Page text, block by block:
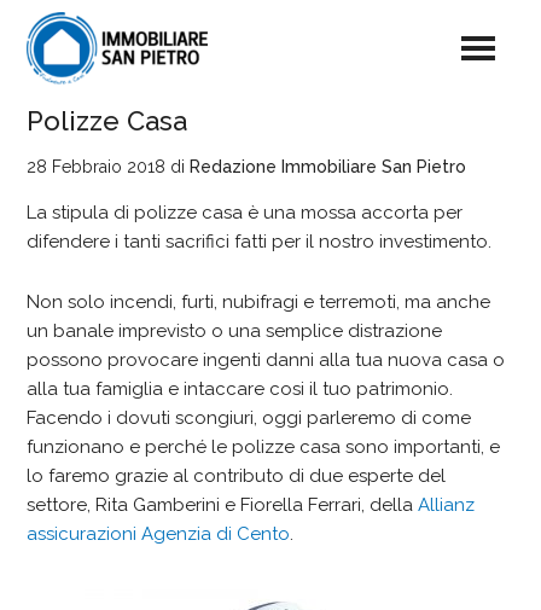
Polizze Casa
28 Febbraio 2018 di Redazione Immobiliare San Pietro
La stipula di polizze casa è una mossa accorta per
difendere i tanti sacrifici fatti per il nostro investimento.
Non solo incendi, furti, nubifragi e terremoti, ma anche
un banale imprevisto o una semplice distrazione
possono provocare ingenti danni alla tua nuova casa o
alla tua famiglia e intaccare cosi il tuo patrimonio.
Facendo i dovuti scongiuri, oggi parleremo di come
funzionano e perché le polizze casa sono importanti, e
lo faremo grazie al contributo di due esperte del
settore, Rita Gamberini e Fiorella Ferrari, dellaAllianz
assicurazioni Agenzia di Cento.